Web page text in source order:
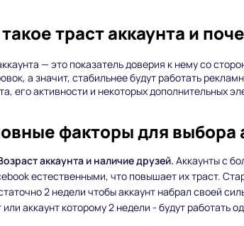
траст аккаунта и
— это показатель доверия к нему со
а значит, стабильнее будут работать
его активности и некоторых дополнительных
факторы для выбора
аккаунта и наличие друзей. Аккаунты с
естественными, что повышает их траст.
2 недели чтобы аккаунт набрал своей
или аккаунт которому 2 недели - будут работать